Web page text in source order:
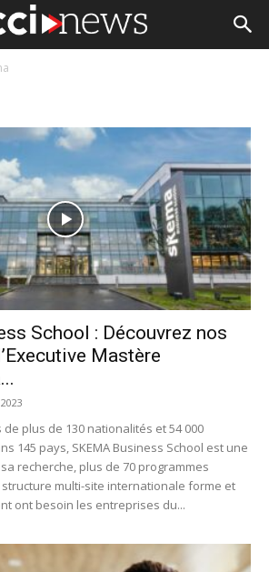
School : Découvrez nos
Mastère
de plus de 130 nationalités et 54 000
145 pays, SKEMA Business School est une
recherche, plus de 70 programmes
structure multi-site internationale forme et
ont besoin les entreprises du...